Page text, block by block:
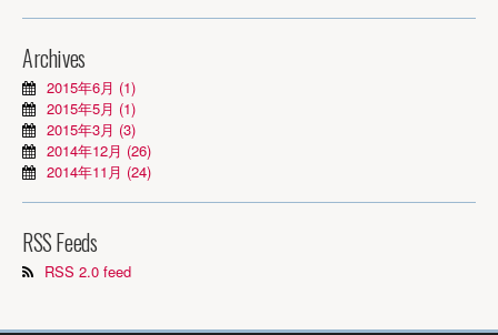
Archives
2015年6月 (1)
2015年5月 (1)
2015年3月 (3)
2014年12月 (26)
2014年11月 (24)
RSS Feeds
RSS 2.0 feed